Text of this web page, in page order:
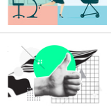
2020/10/26